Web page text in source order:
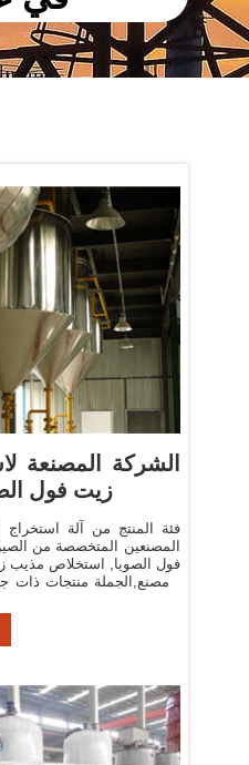
الشركة المصنعة
زيت فول
فئة المنتج من آلة استخراج
المصنعين المتخصصة من
فول الصويا, استخلاص مذيب
/ مصنع,الجملة منتجات ذات